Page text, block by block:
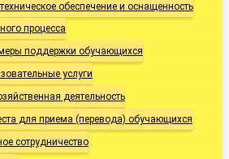
обеспечение и оснащенность
процесса
поддержки обучающихся
услуги
деятельность
для приема (перевода) обучающихся
сотрудничество